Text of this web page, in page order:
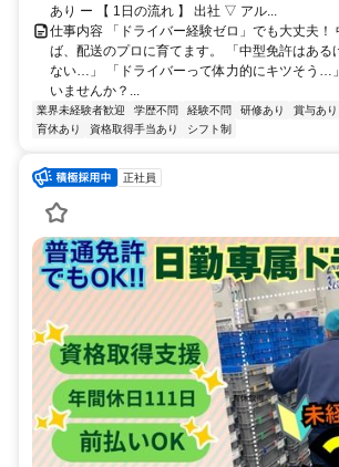
あり ー 【 1日の流れ 】 出社 ▽ アル...
仕事内容 「ドライバー経験ゼロ」でも大丈夫！
ば、配送のプロに育てます。 「中型免許はある
ない…」 「ドライバーって体力的にキツそう…
いませんか？...
業界未経験者歓迎 学歴不問 経験不問 研修あり 賞与あり
育休あり
資格取得手当あり シフト制
正社員